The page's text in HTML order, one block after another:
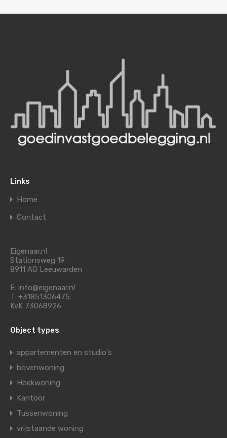
Links
Home
Contact
Eigenaar.nl
Stationsweg 19
8911 AG Leeuwarden
E: info@eigenaar.nl
T: +31851306475
KvK 73068926
Object types
appartementen en studio's
bovenwoning
Hoekwoning
Kantoor
Tussenwoning
vrijstaande woning